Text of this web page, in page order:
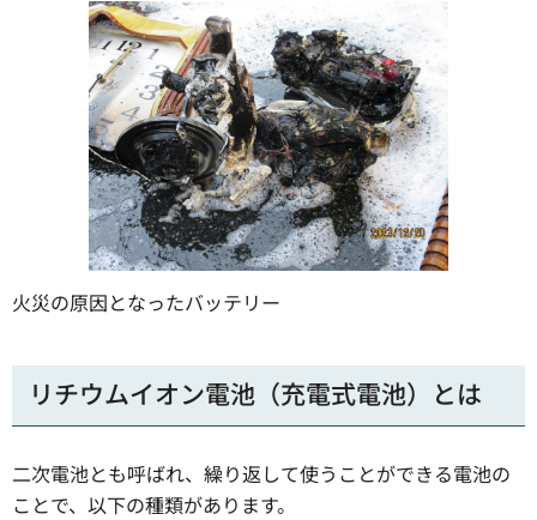
火災の原因となったバッテリー
リチウムイオン電池（充電式電池）とは
二次電池とも呼ばれ、繰り返して使うことができる電池の
ことで、以下の種類があります。